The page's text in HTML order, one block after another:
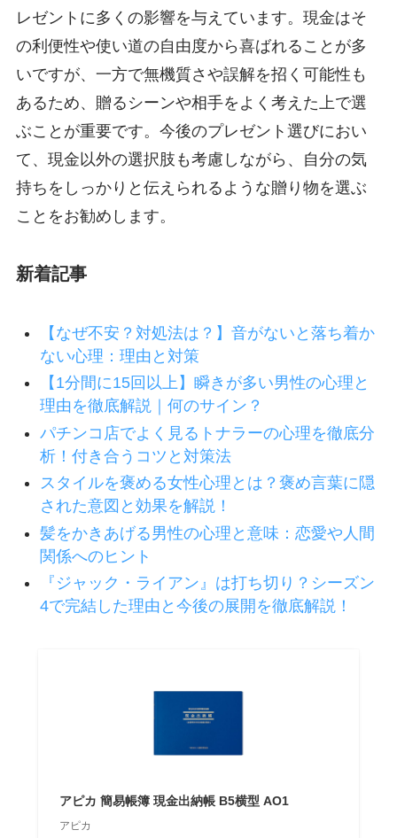
レゼントに多くの影響を与えています。現金はそ
の利便性や使い道の自由度から喜ばれることが多
いですが、一方で無機質さや誤解を招く可能性も
あるため、贈るシーンや相手をよく考えた上で選
ぶことが重要です。今後のプレゼント選びにおい
て、現金以外の選択肢も考慮しながら、自分の気
持ちをしっかりと伝えられるような贈り物を選ぶ
ことをお勧めします。
新着記事
【なぜ不安？対処法は？】音がないと落ち着か
ない心理：理由と対策
【1分間に15回以上】瞬きが多い男性の心理と
理由を徹底解説｜何のサイン？
パチンコ店でよく見るトナラーの心理を徹底分
析！付き合うコツと対策法
スタイルを褒める女性心理とは？褒め言葉に隠
された意図と効果を解説！
髪をかきあげる男性の心理と意味：恋愛や人間
関係へのヒント
『ジャック・ライアン』は打ち切り？シーズン
4で完結した理由と今後の展開を徹底解説！
アピカ 簡易帳簿 現金出納帳 B5横型 AO1
アピカ